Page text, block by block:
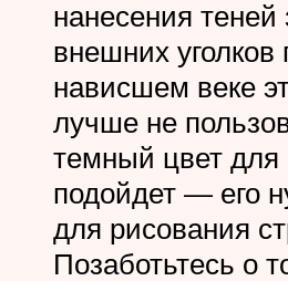
нанесения
внешних уголков
нависшем веке
лучше не
темный цвет для
подойдет — его
для рисования
Позаботьтесь о